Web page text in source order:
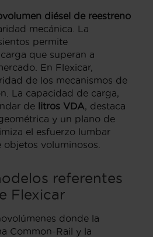
diésel de reestreno
mecánica. La
permite
que superan a
En Flexicar,
de los mecanismos de
La capacidad de carga,
de litros VDA , destaca
y un plano de
el esfuerzo lumbar
voluminosos.
referentes
Flexicar
donde la
Common-Rail y la